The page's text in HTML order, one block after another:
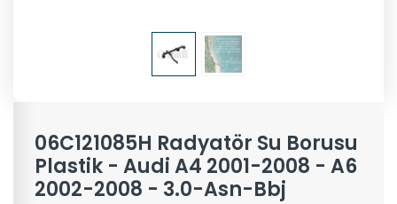
06C121085H Radyatör Su Borusu
Plastik - Audi A4 2001-2008 - A6
2002-2008 - 3.0-Asn-Bbj